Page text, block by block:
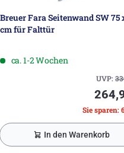
Breuer Fara Seitenwand SW 75
cm für Falttür
ca. 1-2 Wochen
UVP:
Sie sparen:
In den Warenkorb